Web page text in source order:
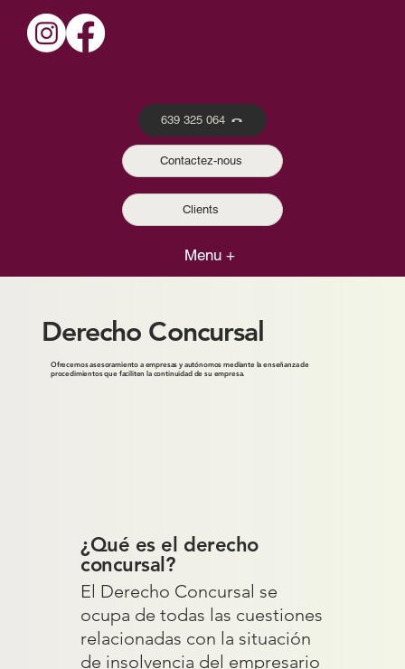
639 325 064
Contactez-nous
Clients
Menu +
Derecho Concursal
Ofrecemos asesoramiento a empresas y autónomos mediante la enseñanza de
procedimientos que faciliten la continuidad de su empresa.
¿Qué es el derecho
concursal?
El Derecho Concursal se
ocupa de todas las cuestiones
relacionadas con la situación
de insolvencia del empresario